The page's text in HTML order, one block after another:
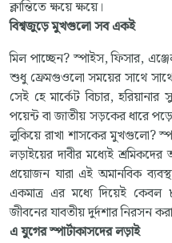
ক্লান্তিতে ক্ষয়ে ক্ষয়ে।
বিশ্বজুড়ে মুখগুলো সব একই
মিল পাচ্ছেন? স্পাইস, ফিসার,
শুধু ফ্রেমগুওলো সময়ের সাথে সাথে
সেই হে মার্কেট বিচার, হরিয়ানার
পয়েন্ট বা জাতীয় সড়কের ধারে
লুকিয়ে রাখা শাসকের মুখগুলো?
লড়াইয়ের দাবীর মধ্যেই
প্রয়োজন যারা এই অমানবিক
একমাত্র এর মধ্যে দিয়েই কেবল
জীবনের যাবতীয় দুর্দশার নিরসন
এ যুগের স্পার্টাকাসদের লড়াই